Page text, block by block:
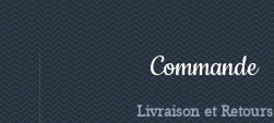
Commande
Livraison et Retours